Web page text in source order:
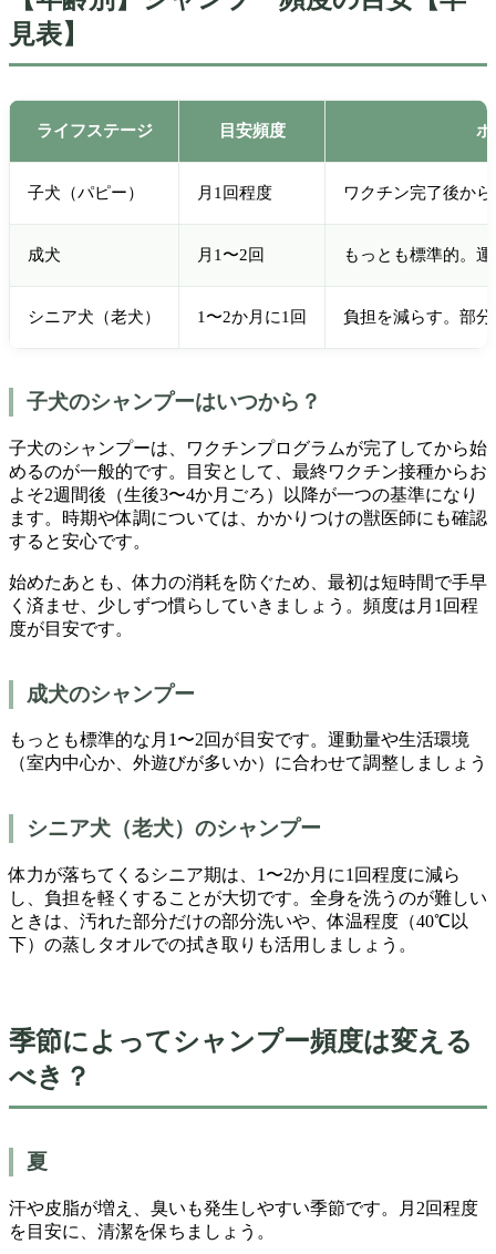
見表】
ライフステージ 目安頻度
子犬（パピー） 月1回程度 ワクチン完了後か
成犬 月1〜2回 もっとも標準的。
シニア犬（老犬） 1〜2か月に1回 負担を減らす。部
子犬のシャンプーはいつから？
子犬のシャンプーは、ワクチンプログラムが完了してから始
めるのが一般的です。目安として、最終ワクチン接種からお
よそ2週間後（生後3〜4か月ごろ）以降が一つの基準になり
ます。時期や体調については、かかりつけの獣医師にも確認
すると安心です。
始めたあとも、体力の消耗を防ぐため、最初は短時間で手早
く済ませ、少しずつ慣らしていきましょう。頻度は月1回程
度が目安です。
成犬のシャンプー
もっとも標準的な月1〜2回が目安です。運動量や生活環境
（室内中心か、外遊びが多いか）に合わせて調整しましょう
シニア犬（老犬）のシャンプー
体力が落ちてくるシニア期は、1〜2か月に1回程度に減ら
し、負担を軽くすることが大切です。全身を洗うのが難しい
ときは、汚れた部分だけの部分洗いや、体温程度（40℃以
下）の蒸しタオルでの拭き取りも活用しましょう。
季節によってシャンプー頻度は変える
べき？
夏
汗や皮脂が増え、臭いも発生しやすい季節です。月2回程度
を目安に、清潔を保ちましょう。